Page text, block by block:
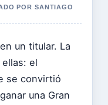
POR SANTIAGO
un titular. La
el
se convirtió
una Gran